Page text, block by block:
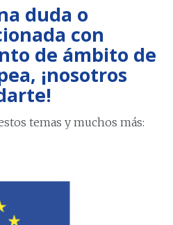
duda o
con
de ámbito de
¡nosotros
temas y muchos más: